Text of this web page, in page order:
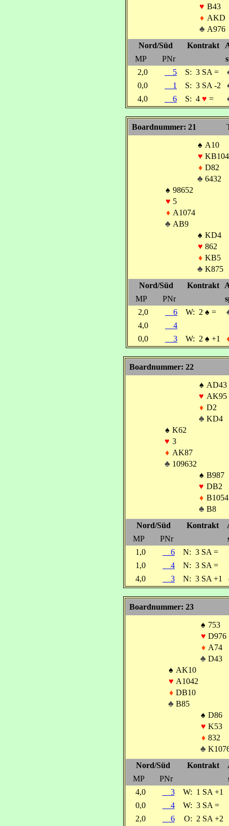
♥ B43
♦ AKD
♣ A976
Nord/Süd
Kontrakt
MP
PNr
2,0
5 S: 3 SA =
0,0
1 S: 3 SA -2
4,0
6 S: 4 ♥ =
Boardnummer: 21
♠ A10
♥ KB104
♦ D82
♣ 6432
♠ 98652
♥ 5
♦ A1074
♣ AB9
♠ KD4
♥ 862
♦ KB5
♣ K875
Nord/Süd
Kontrakt
MP
PNr
2,0
6 W: 2 ♠ =
4,0
4
0,0
3 W: 2 ♠ +1
Boardnummer: 22
♠ AD43
♥ AK95
♦ D2
♣ KD4
♠ K62
♥ 3
♦ AK87
♣ 109632
♠ B987
♥ DB2
♦ B1054
♣ B8
Nord/Süd
Kontrakt
MP
PNr
1,0
6 N: 3 SA =
1,0
4 N: 3 SA =
4,0
3 N: 3 SA +1
Boardnummer: 23
♠ 753
♥ D976
♦ A74
♣ D43
♠ AK10
♥ A1042
♦ DB10
♣ B85
♠ D86
♥ K53
♦ 832
♣
Nord/Süd
Kontrakt
MP
PNr
4,0
3 W: 1 SA +1
0,0
4 W: 3 SA =
2,0
6 O: 2 SA +2